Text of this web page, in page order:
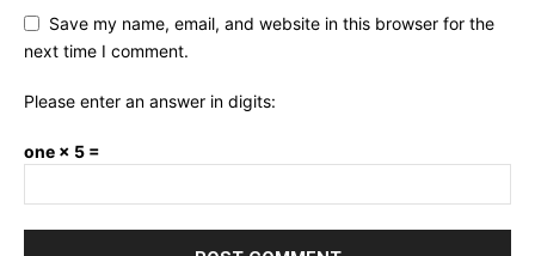
Save my name, email, and website in this browser for the
next time I comment.
Please enter an answer in digits:
one × 5 =